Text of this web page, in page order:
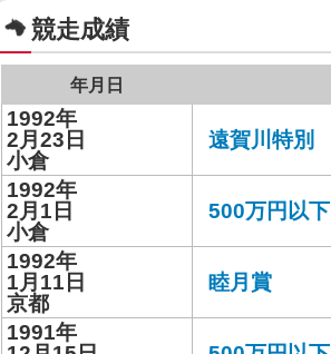
競走成績
年月日
1992年
2月23日
小倉
遠賀川特別
1992年
2月1日
小倉
500万円以下
1992年
1月11日
京都
睦月賞
1991年